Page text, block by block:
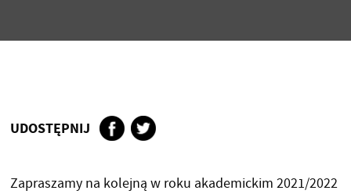
UDOSTĘPNIJ
Zapraszamy na kolejną w roku akademickim 2021/2022